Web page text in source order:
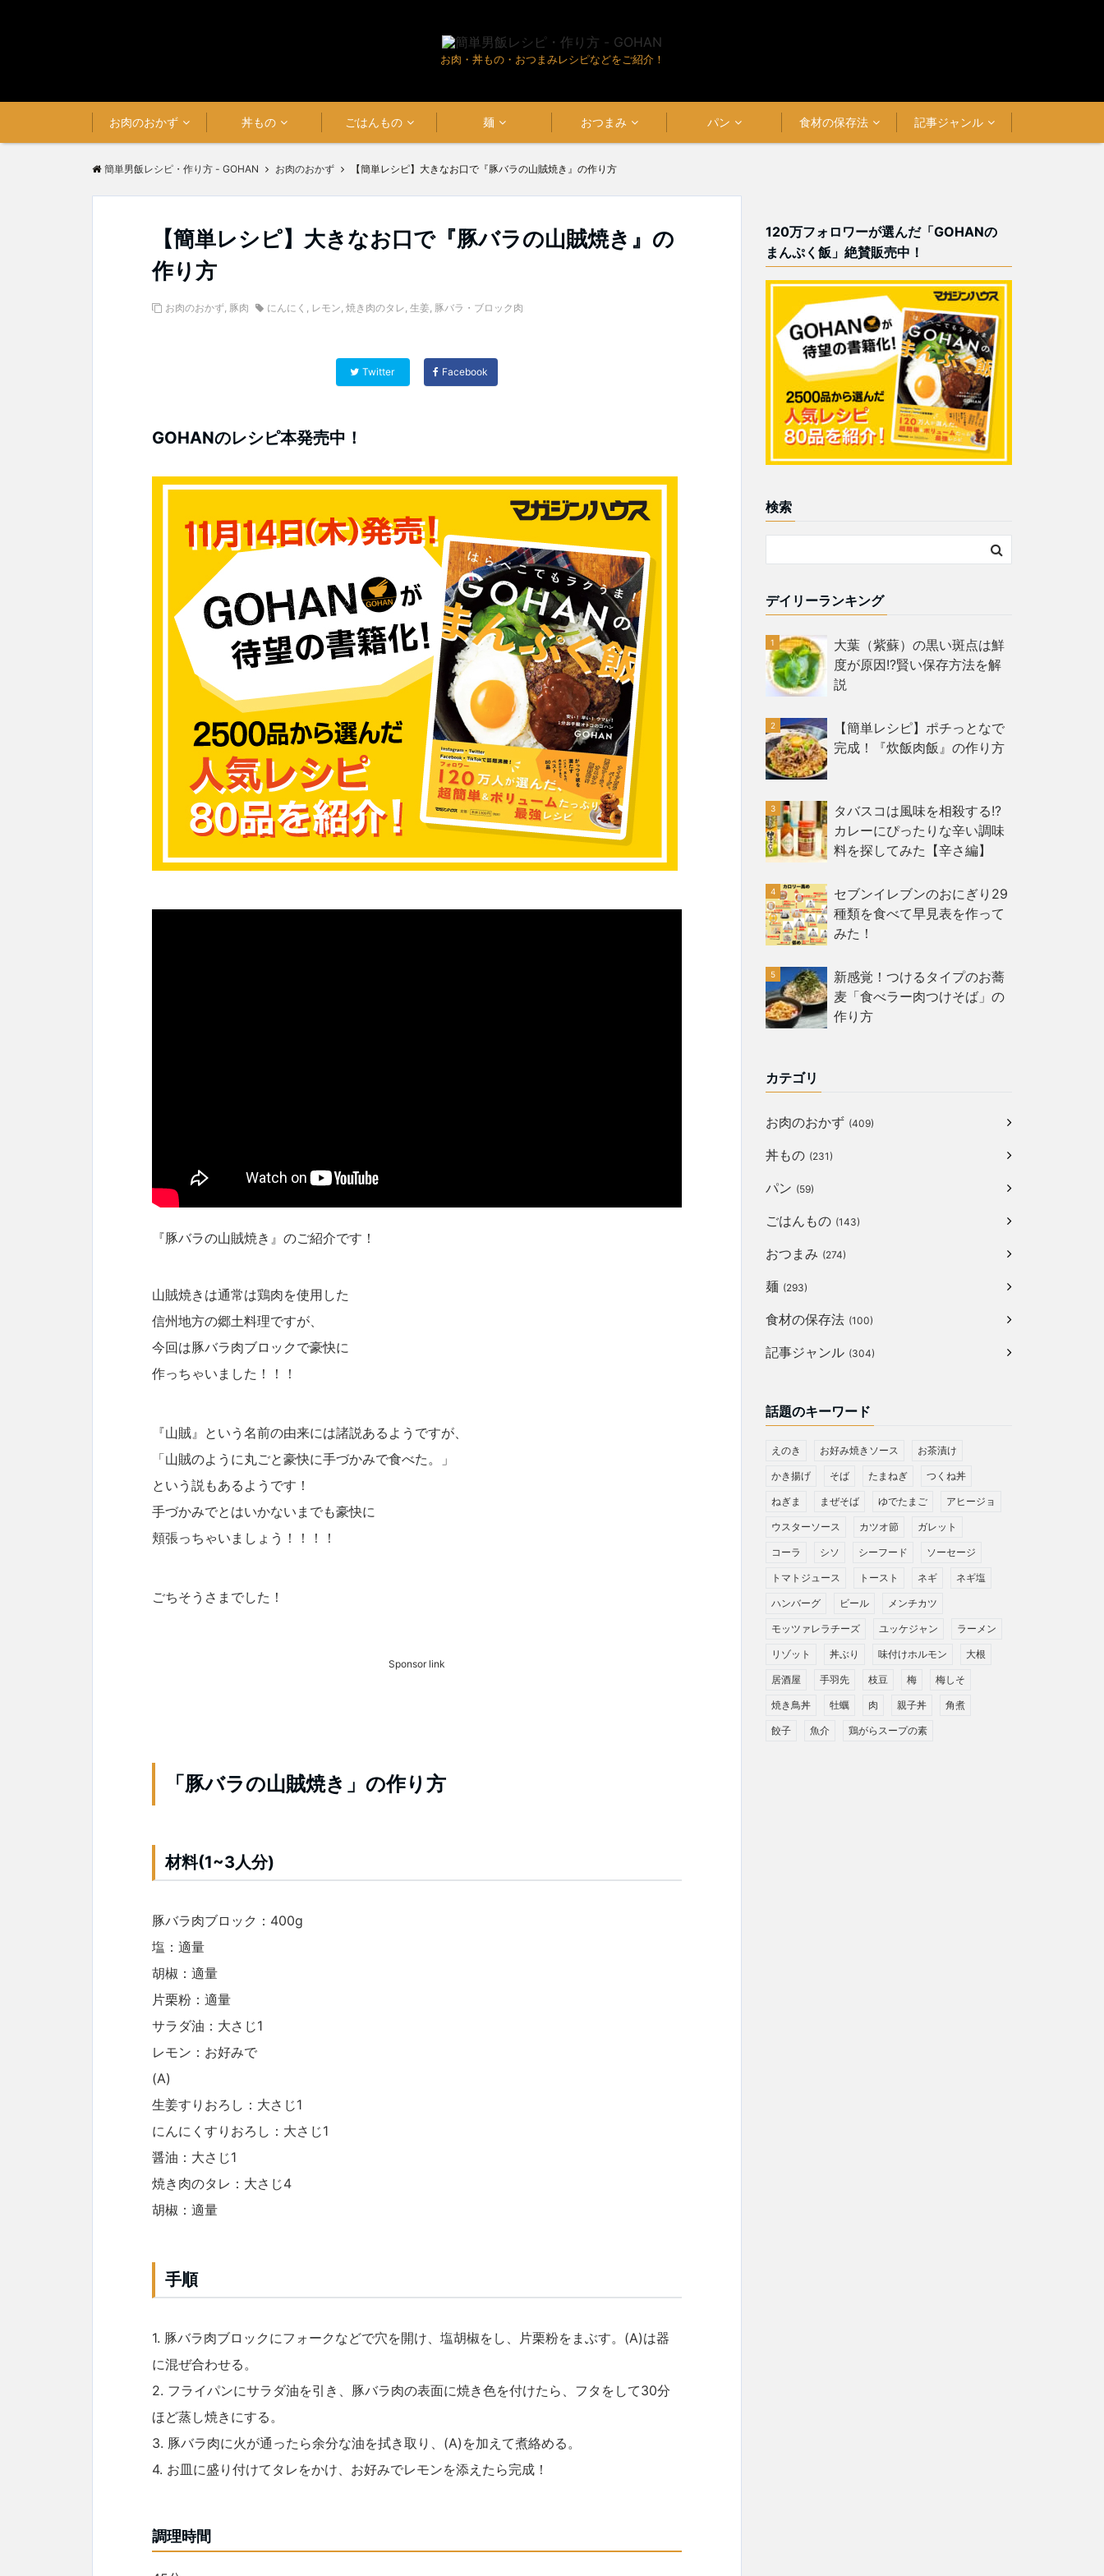
お肉・丼もの・おつまみレシピなどをご紹介！
お肉のおかず 丼もの ごはんもの 麺 おつまみ パン 食材の保存法 記事ジャンル
簡単男飯レシピ・作り方 - GOHAN お肉のおかず 【簡単レシピ】大きなお口で『豚バラの山賊焼き』の作り方
【簡単レシピ】大きなお口で『豚バラの山賊焼き』の
作り方
お肉のおかず, 豚肉 にんにく , レモン, 焼き肉のタレ, 生姜, 豚バラ・ブロック肉
Twitter Facebook
GOHANのレシピ本発売中！
『豚バラの山賊焼き』のご紹介です！
山賊焼きは通常は鶏肉を使用した
信州地方の郷土料理ですが、
今回は豚バラ肉ブロックで豪快に
作っちゃいました！！！
『山賊』という名前の由来には諸説あるようですが、
「山賊のように丸ごと豪快に手づかみで食べた。」
という説もあるようです！
手づかみでとはいかないまでも豪快に
頬張っちゃいましょう！！！！
ごちそうさまでした！
Sponsor link
「豚バラの山賊焼き」の作り方
材料(1~3人分)
豚バラ肉ブロック：400g
塩：適量
胡椒：適量
片栗粉：適量
サラダ油：大さじ1
レモン：お好みで
(A)
生姜すりおろし：大さじ1
にんにくすりおろし：大さじ1
醤油：大さじ1
焼き肉のタレ：大さじ4
胡椒：適量
手順
1. 豚バラ肉ブロックにフォークなどで穴を開け、塩胡椒をし、片栗粉をまぶす。(A)は器
に混ぜ合わせる。
2. フライパンにサラダ油を引き、豚バラ肉の表面に焼き色を付けたら、フタをして30分
ほど蒸し焼きにする。
3. 豚バラ肉に火が通ったら余分な油を拭き取り、(A)を加えて煮絡める。
4. お皿に盛り付けてタレをかけ、お好みでレモンを添えたら完成！
調理時間
120万フォロワーが選んだ「GOHANの
まんぷく飯」絶賛販売中！
検索
デイリーランキング
大葉（紫蘇）の黒い斑点は鮮
度が原因!?賢い保存方法を解
説
【簡単レシピ】ポチっとなで
完成！『炊飯肉飯』の作り方
タバスコは風味を相殺する!?
カレーにぴったりな辛い調味
料を探してみた【辛さ編】
セブンイレブンのおにぎり29
種類を食べて早見表を作って
みた！
新感覚！つけるタイプのお蕎
麦「食べラー肉つけそば」の
作り方
カテゴリ
お肉のおかず (409)
丼もの (231)
パン (59)
ごはんもの (143)
おつまみ (274)
麺 (293)
食材の保存法 (100)
記事ジャンル (304)
話題のキーワード
えのき お好み焼きソース お茶漬け
かき揚げ そば たまねぎ つくね丼
ねぎま まぜそば ゆでたまご アヒージョ
ウスターソース カツオ節 ガレット
コーラ シソ シーフード ソーセージ
トマトジュース トースト ネギ ネギ塩
ハンバーグ ビール メンチカツ
モッツァレラチーズ ユッケジャン ラーメン
リゾット 丼ぶり 味付けホルモン 大根
居酒屋 手羽先 枝豆 梅 梅しそ
焼き鳥丼 牡蠣 肉 親子丼 角煮
餃子 魚介 鶏がらスープの素